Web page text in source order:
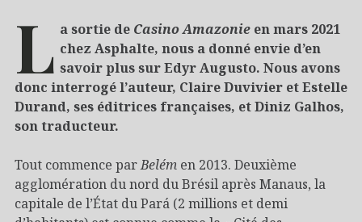
L a sortie de Casino Amazonieen mars 2021
chez Asphalte, nous a donné envie d’en
savoir plus sur Edyr Augusto. Nous avons
donc interrogé l’auteur, Claire Duvivier et Estelle
Durand, ses éditrices françaises, et Diniz Galhos,
son traducteur.
Tout commence par Belém en 2013. Deuxième
agglomération du nord du Brésil après Manaus, la
capitale de l’État du Pará (2 millions et demi